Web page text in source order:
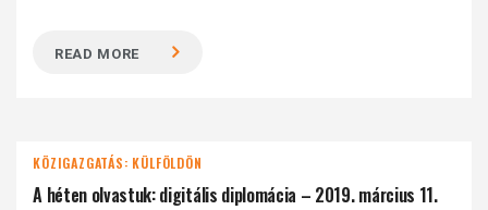
READ MORE
KÖZIGAZGATÁS: KÜLFÖLDÖN
A héten olvastuk: digitális diplomácia – 2019. március 11.